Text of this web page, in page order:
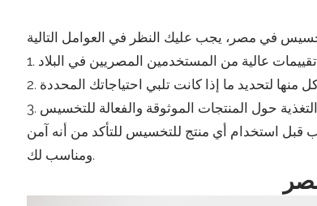
قبل استخدام أي منتج للتخسيس للتأكد من أنه آمن
ومناسب لك.